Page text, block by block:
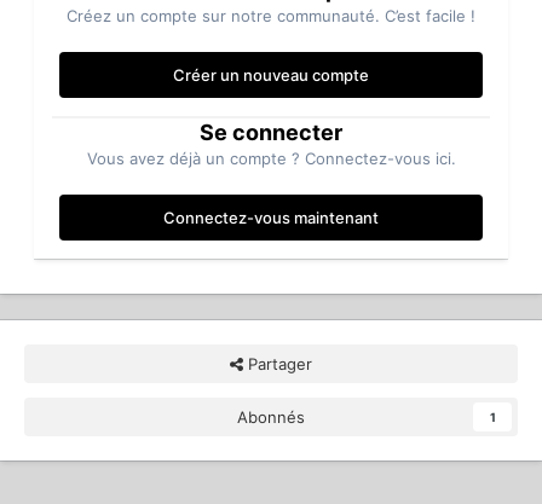
Créez un compte sur notre communauté. C’est facile !
Créer un nouveau compte
Se connecter
Vous avez déjà un compte ? Connectez-vous ici.
Connectez-vous maintenant
Partager
Abonnés 1